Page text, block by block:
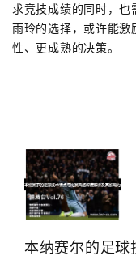
求竞技成绩的同时，
雨玲的选择，或许能
性、更成熟的决策。
本纳赛尔的足球